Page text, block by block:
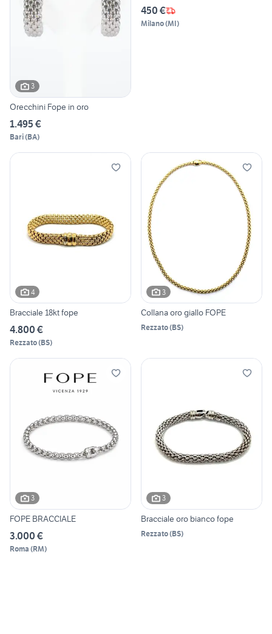
3
Orecchini Fope in oro
1.495 €
Bari(BA)
450 €
Milano(MI)
4
Bracciale 18kt fope
4.800 €
Rezzato(BS)
3
Collana oro giallo FOPE
Rezzato(BS)
3
FOPE BRACCIALE
3.000 €
Roma (RM)
3
Bracciale oro bianco fope
Rezzato(BS)